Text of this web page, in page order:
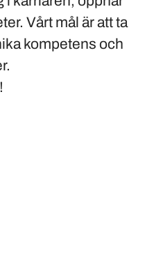
Vårt mål är att ta
kompetens och